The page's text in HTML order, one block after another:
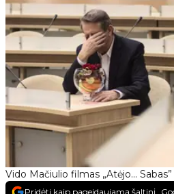
Vido Mačiulio filmas „Atėjo...
Pridėti kaip pageidaujamą šaltinį